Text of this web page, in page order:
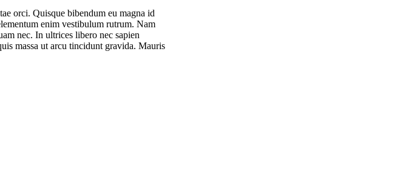
orci. Quisque bibendum eu magna id
enim vestibulum rutrum. Nam
nec. In ultrices libero nec sapien
massa ut arcu tincidunt gravida. Mauris